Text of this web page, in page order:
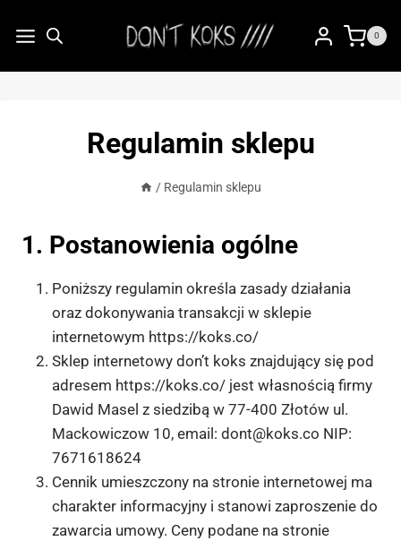
do
0
Regulamin sklepu
/ Regulamin sklepu
1. Postanowienia ogólne
Poniższy regulamin określa zasady działania
oraz dokonywania transakcji w sklepie
internetowym https://koks.co/
Sklep internetowy don’t koks znajdujący się pod
adresem https://koks.co/ jest własnością firmy
Dawid Masel z siedzibą w 77-400 Złotów ul.
Mackowiczow 10, email: dont@koks.co NIP:
7671618624
Cennik umieszczony na stronie internetowej ma
charakter informacyjny i stanowi zaproszenie do
zawarcia umowy. Ceny podane na stronie